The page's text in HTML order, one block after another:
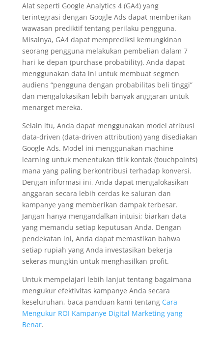
Alat seperti Google Analytics 4 (GA4) yang
terintegrasi dengan Google Ads dapat memberikan
wawasan prediktif tentang perilaku pengguna.
Misalnya, GA4 dapat memprediksi kemungkinan
seorang pengguna melakukan pembelian dalam 7
hari ke depan (purchase probability). Anda dapat
menggunakan data ini untuk membuat segmen
audiens “pengguna dengan probabilitas beli tinggi”
dan mengalokasikan lebih banyak anggaran untuk
menarget mereka.
Selain itu, Anda dapat menggunakan model atribusi
data-driven (data-driven attribution) yang disediakan
Google Ads. Model ini menggunakan machine
learning untuk menentukan titik kontak (touchpoints)
mana yang paling berkontribusi terhadap konversi.
Dengan informasi ini, Anda dapat mengalokasikan
anggaran secara lebih cerdas ke saluran dan
kampanye yang memberikan dampak terbesar.
Jangan hanya mengandalkan intuisi; biarkan data
yang memandu setiap keputusan Anda. Dengan
pendekatan ini, Anda dapat memastikan bahwa
setiap rupiah yang Anda investasikan bekerja
sekeras mungkin untuk menghasilkan profit.
Untuk mempelajari lebih lanjut tentang bagaimana
mengukur efektivitas kampanye Anda secara
keseluruhan, baca panduan kami tentang Cara
Mengukur ROI Kampanye Digital Marketing yang
Benar.